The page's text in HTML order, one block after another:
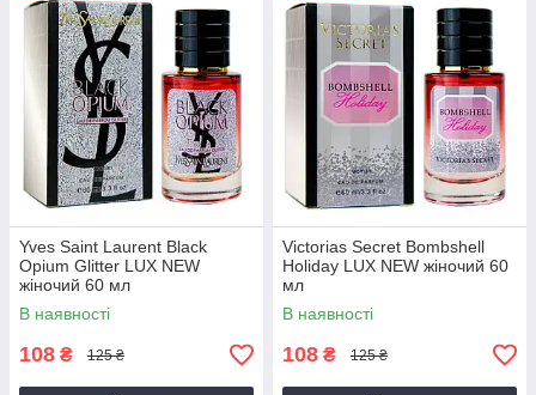
Yves Saint Laurent Black
Opium Glitter LUX NEW
жіночий 60 мл
В наявності
108 ₴ 125 ₴
Victorias Secret Bombshell
Holiday LUX NEW жіночий 60
мл
В наявності
108 ₴ 125 ₴